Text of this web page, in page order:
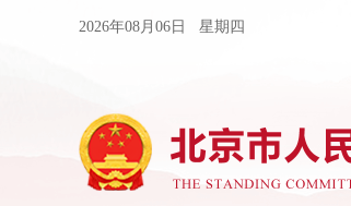
2026年08月06日 星期四